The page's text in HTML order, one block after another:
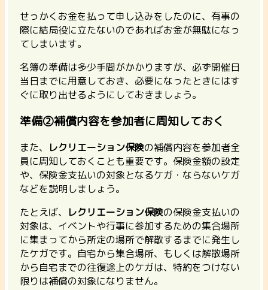
せっかくお金を払って申し込みをしたのに、有事の
際に結局役に立たないのであればお金が無駄になっ
てしまいます。
名簿の準備は多少手間がかかりますが、必ず開催日
当日までに用意しておき、必要になったときにはす
ぐに取り出せるようにしておきましょう。
準備②補償内容を参加者に周知しておく
また、 レクリエーション保険の補償内容を参加者全
員に周知しておくことも重要です。保険金額の設定
や、保険金支払いの対象となるケガ・ならないケガ
などを説明しましょう。
たとえば、
レクリエーション保険の保険金支払いの
対象は、イベントや行事に参加するための集合場所
に集まってから所定の場所で解散するまでに発生し
たケガです。自宅から集合場所、もしくは解散場所
から自宅までの往復途上のケガは、特約をつけない
限りは補償の対象になりません。